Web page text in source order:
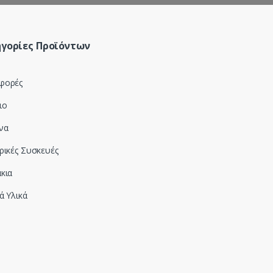
Προϊόντων
Συσκευές
Υλικά